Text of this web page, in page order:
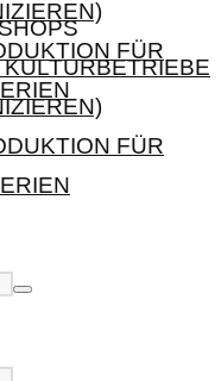
FÜR
FÜR